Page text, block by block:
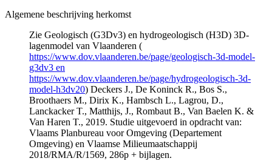
Algemene beschrijving herkomst
Zie Geologisch (G3Dv3) en hydrogeologisch (H3D) 3D-
lagenmodel van Vlaanderen (
https://www.dov.vlaanderen.be/page/geologisch-3d-model-
g3dv3 en
https://www.dov.vlaanderen.be/page/hydrogeologisch-3d-
model-h3dv20) Deckers J., De Koninck R., Bos S.,
Broothaers M., Dirix K., Hambsch L., Lagrou, D.,
Lanckacker T., Matthijs, J., Rombaut B., Van Baelen K. &
Van Haren T., 2019. Studie uitgevoerd in opdracht van:
Vlaams Planbureau voor Omgeving (Departement
Omgeving) en Vlaamse Milieumaatschappij
2018/RMA/R/1569, 286p + bijlagen.